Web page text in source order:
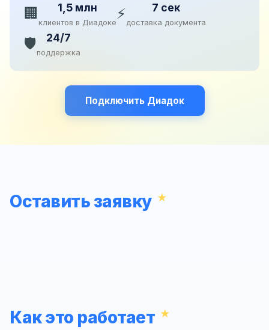
🏢 1,5 млн
клиентов в Диадоке⚡ 7 сек
доставка документа
🛡️ 24/7
поддержка
Подключить Диадок
Оставить заявку
Как это работает